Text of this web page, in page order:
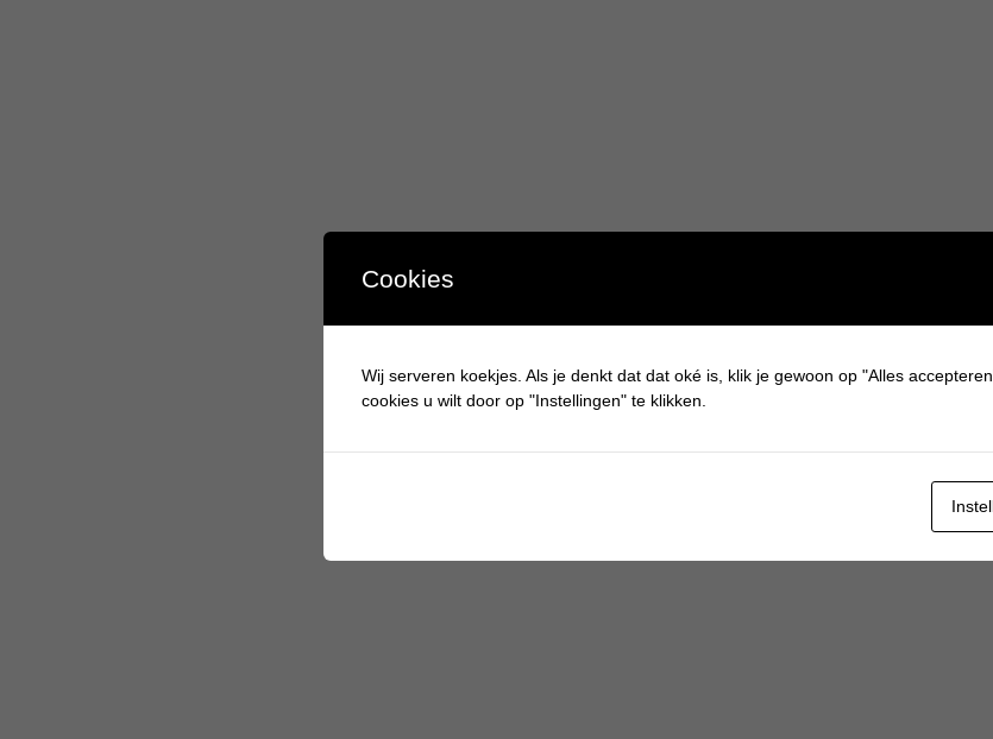
Cookies
Wij serveren koekjes. Als je denkt dat dat oké is, klik je gewoon op "Alles
cookies u wilt door op "Instellingen" te klikken.